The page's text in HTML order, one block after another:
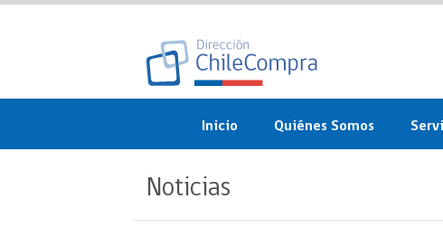
Inicio Quiénes Somos
objetivos
Noticias